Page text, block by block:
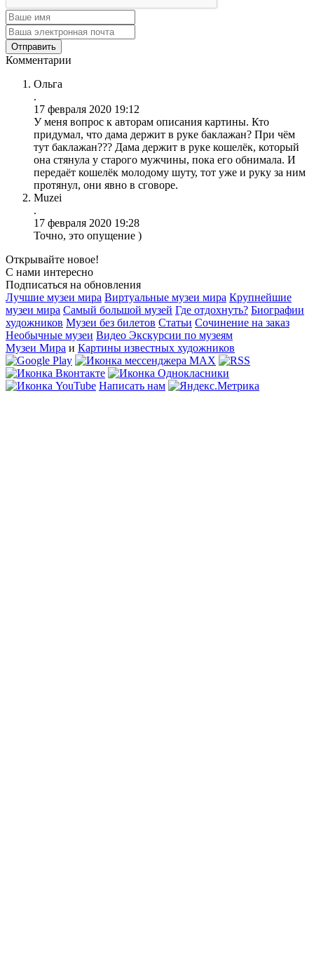
Комментарии
Ольга
.
17 февраля 2020 19:12
У меня вопрос к авторам описания картины. Кто
придумал, что дама держит в руке баклажан? При чём
тут баклажан??? Дама держит в руке кошелёк, который
она стянула у старого мужчины, пока его обнимала. И
передаёт кошелёк молодому шуту, тот уже и руку за ним
протянул, они явно в сговоре.
Muzei
.
17 февраля 2020 19:28
Точно, это опущение )
Открывайте новое!
С нами интересно
Подписаться на обновления
Лучшие музеи мира Виртуальные музеи мира Крупнейшие
музеи мира Самый большой музей Где отдохнуть? Биографии
художников Музеи без билетов Статьи Сочинение на заказ
Необычные музеи Видео Экскурсии по музеям
Музеи Мира и Картины известных художников
Написать нам